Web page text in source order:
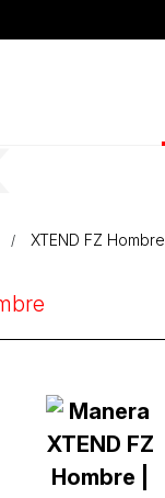
XTEND FZ Hombre